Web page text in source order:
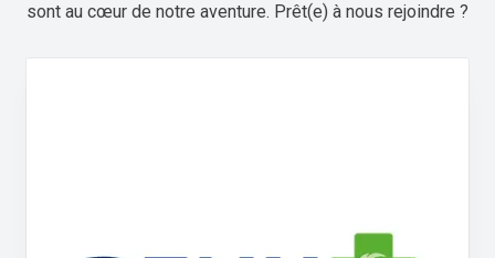
sont au cœur de notre aventure. Prêt(e) à nous rejoindre ?